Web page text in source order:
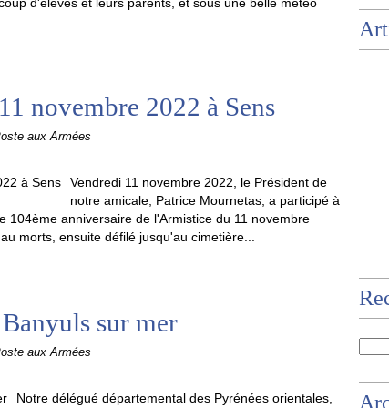
novembre 2022 à Sens
aux Armées
Vendredi 11 novembre 2022, le Président de
notre amicale, Patrice Mournetas, a participé à
104ème anniversaire de l'Armistice du 11 novembre
morts, ensuite défilé jusqu'au cimetière...
sur mer
aux Armées
Notre délégué départemental des Pyrénées orientales,